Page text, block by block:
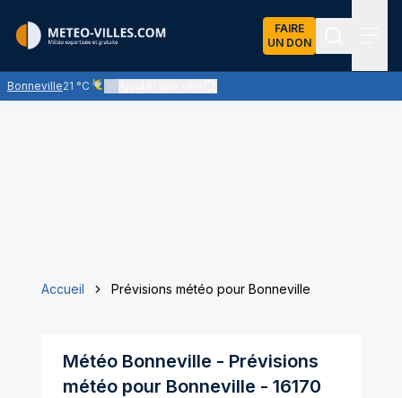
FAIRE
UN DON
Bonneville21 °C
Ciel voilé par des nuages d'altitude, ternissant plus ou
Accueil Prévisions météo pour Bonneville
Météo Bonneville - Prévisions
météo pour Bonneville - 16170